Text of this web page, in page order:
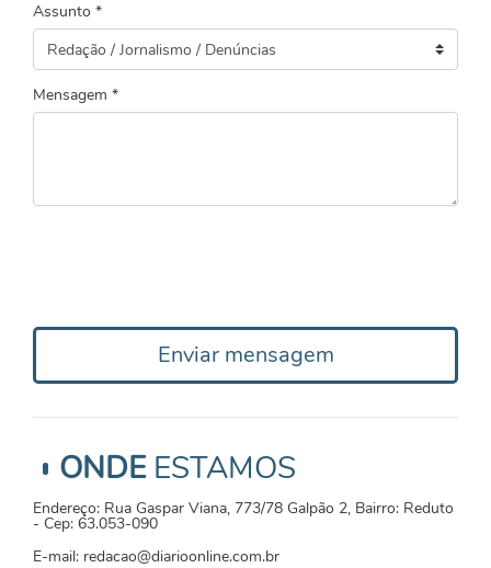
Assunto *
Mensagem *
Enviar mensagem
ONDE ESTAMOS
Endereço: Rua Gaspar Viana, 773/78 Galpão 2, Bairro: Reduto
- Cep: 63.053-090
E-mail: redacao@diarioonline.com.br